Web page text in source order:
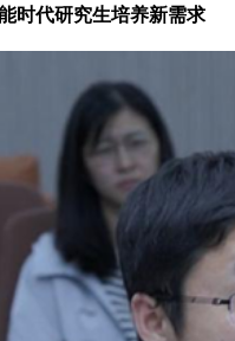
时代研究生培养新需求